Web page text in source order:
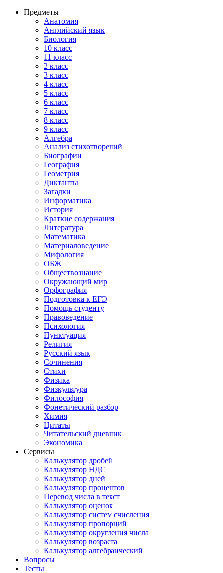
Предметы
Анатомия
Английский язык
Биология
10 класс
11 класс
2 класс
3 класс
4 класс
5 класс
6 класс
7 класс
8 класс
9 класс
Алгебра
Анализ стихотворений
Биографии
География
Геометрия
Диктанты
Загадки
Информатика
История
Краткие содержания
Литература
Математика
Материаловедение
Мифология
ОБЖ
Обществознание
Окружающий мир
Орфография
Подготовка к ЕГЭ
Помощь студенту
Правоведение
Психология
Пунктуация
Религия
Русский язык
Сочинения
Стихи
Физика
Физкультура
Философия
Фонетический разбор
Химия
Цитаты
Читательский дневник
Экономика
Сервисы
Калькулятор дробей
Калькулятор НДС
Калькулятор дней
Калькулятор процентов
Перевод числа в текст
Калькулятор оценок
Калькулятор систем счисления
Калькулятор пропорций
Калькулятор округления числа
Калькулятор возраста
Калькулятор алгебраический
Вопросы
Тесты